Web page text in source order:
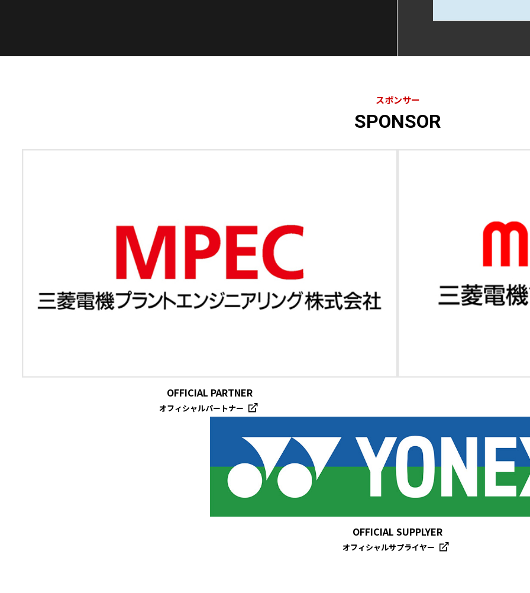
スポンサー
SPONSOR
OFFICIAL PARTNER
オフィシャルパートナー
OFFICIAL SUPPLYER
オフィシャルサプライヤー